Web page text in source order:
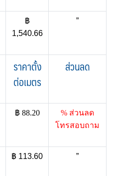
฿
1,540.66
”
ราคาตั้ง
ต่อเมตร
ส่วนลด
฿ 88.20
% ส่วนลด
โทรสอบถาม
฿ 113.60 ”